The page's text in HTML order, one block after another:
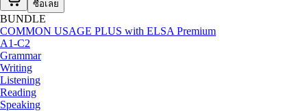
ซื้อเลย
BUNDLE
COMMON USAGE PLUS with ELSA Premium
A1-C2
Grammar
Writing
Listening
Reading
Speaking